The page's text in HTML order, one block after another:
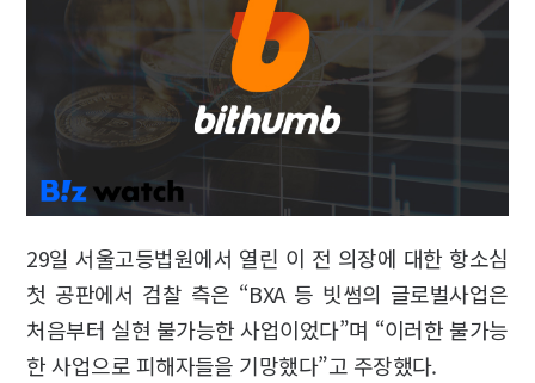
29일 서울고등법원에서 열린 이 전 의장에 대한 항소심
첫 공판에서 검찰 측은 “BXA 등 빗썸의 글로벌사업은
처음부터 실현 불가능한 사업이었다”며 “이러한 불가능
한 사업으로 피해자들을 기망했다”고 주장했다.